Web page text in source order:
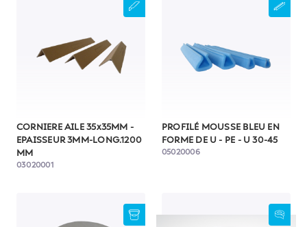
CORNIERE AILE 35x35MM -
EPAISSEUR 3MM-LONG.1200
MM
03020001
PROFILÉ MOUSSE BLEU EN
FORME DE U - PE - U 30-45
05020006